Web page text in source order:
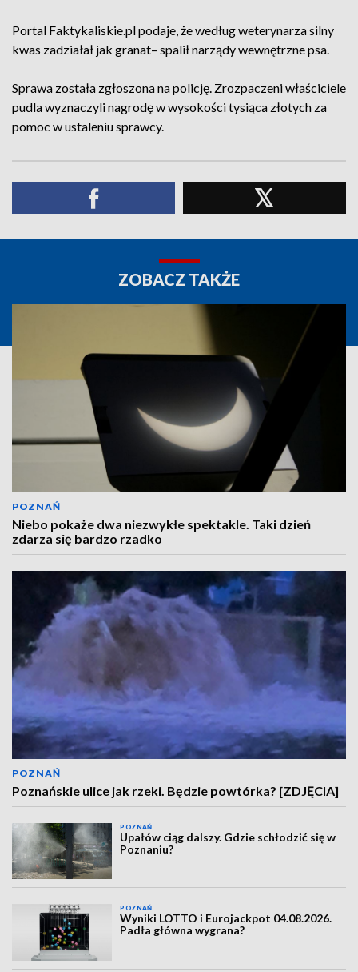
Portal Faktykaliskie.pl podaje, że według weterynarza silny
kwas zadziałał jak granat– spalił narządy wewnętrzne psa.
Sprawa została zgłoszona na policję. Zrozpaczeni właściciele
pudla wyznaczyli nagrodę w wysokości tysiąca złotych za
pomoc w ustaleniu sprawcy.
ZOBACZ TAKŻE
POZNAŃ
Niebo pokaże dwa niezwykłe spektakle. Taki dzień
zdarza się bardzo rzadko
POZNAŃ
Poznańskie ulice jak rzeki. Będzie powtórka? [ZDJĘCIA]
POZNAŃ
Upałów ciąg dalszy. Gdzie schłodzić się w
Poznaniu?
POZNAŃ
Wyniki LOTTO i Eurojackpot 04.08.2026.
Padła główna wygrana?